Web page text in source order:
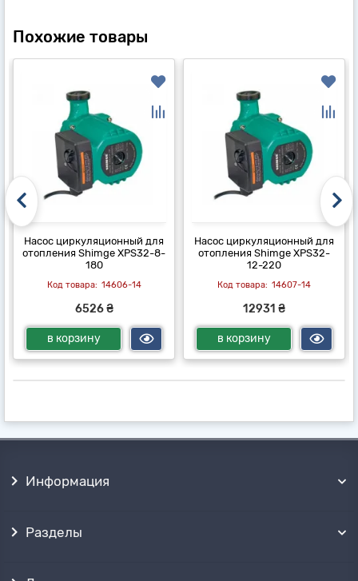
Похожие товары
Насос циркуляционный для
отопления Shimge XPS32-8-
180
14606-14
6526 ₴
в корзину
Насос циркуляционный для
отопления Shimge XPS32-
12-220
14607-14
12931 ₴
в корзину
Информация
Разделы